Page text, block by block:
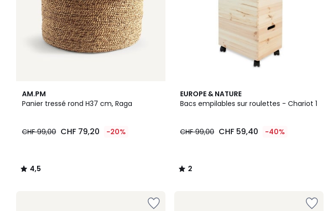
AM.PM
Panier tressé rond H37 cm, Raga
CHF 99,00 CHF 79,20 -20%
4,5
/ 5
4,5
/
EUROPE & NATURE
Bacs empilables sur roulettes - Chariot 1
CHF 99,00 CHF 59,40 -40%
2
/
2
/